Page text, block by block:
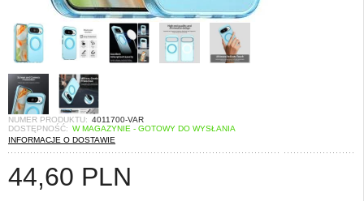
NUMER PRODUKTU: 4011700-VAR
DOSTĘPNOŚĆ: W MAGAZYNIE - GOTOWY DO WYSŁANIA
INFORMACJE O DOSTAWIE
44,60 PLN